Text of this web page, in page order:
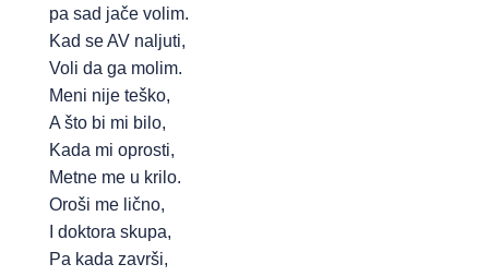
pa sad jače volim.
Kad se AV naljuti,
Voli da ga molim.
Meni nije teško,
A što bi mi bilo,
Kada mi oprosti,
Metne me u krilo.
Oroši me lično,
I doktora skupa,
Pa kada završi,